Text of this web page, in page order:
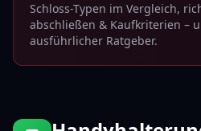
Schloss-Typen im Vergleich,
abschließen & Kaufkriterien –
ausführlicher Ratgeber.